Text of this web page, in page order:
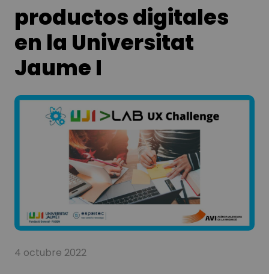
productos digitales
en la Universitat
Jaume I
4 octubre 2022